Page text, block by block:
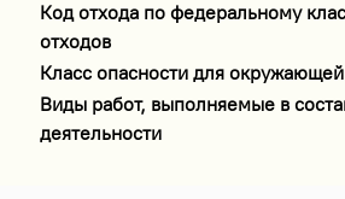
Код отхода по федеральному
отходов
Класс опасности для
Виды работ, выполняемые в
деятельности